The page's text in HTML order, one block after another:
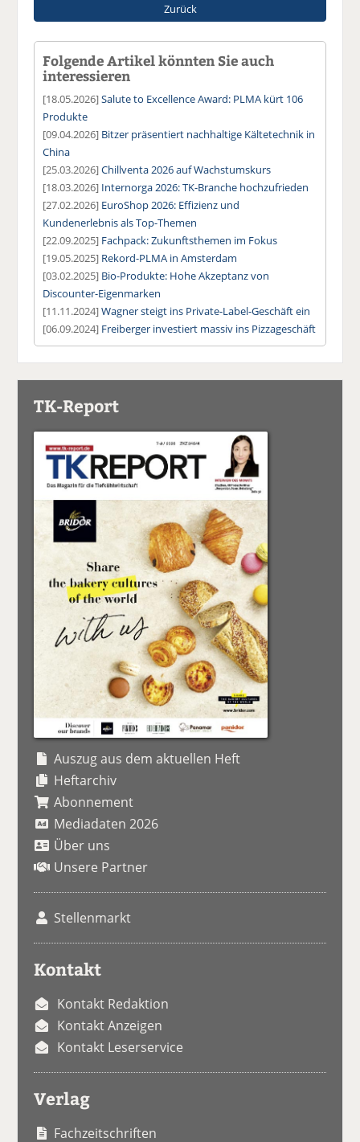
Zurück
Folgende Artikel könnten Sie auch
interessieren
[18.05.2026]Salute to Excellence Award: PLMA kürt 106
Produkte
[09.04.2026] Bitzer präsentiert nachhaltige Kältetechnik in
China
[25.03.2026]Chillventa 2026 auf Wachstumskurs
[18.03.2026] Internorga 2026: TK-Branche hochzufrieden
[27.02.2026] EuroShop 2026: Effizienz und
Kundenerlebnis als Top-Themen
[22.09.2025] Fachpack: Zukunftsthemen im Fokus
[19.05.2025] Rekord-PLMA in Amsterdam
[03.02.2025] Bio-Produkte: Hohe Akzeptanz von
Discounter-Eigenmarken
[11.11.2024]Wagner steigt ins Private-Label-Geschäft ein
[06.09.2024] Freiberger investiert massiv ins Pizzageschäft
TK-Report
Auszug aus dem aktuellen Heft
Heftarchiv
Abonnement
Mediadaten 2026
Über uns
Unsere Partner
Stellenmarkt
Kontakt
Kontakt Redaktion
Kontakt Anzeigen
Kontakt Leserservice
Verlag
Fachzeitschriften